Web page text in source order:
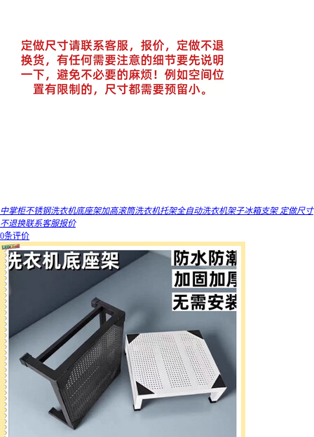
中掌柜不锈钢洗衣机底座架加高滚筒洗衣机托架全自动洗衣机架子冰箱支架 定做尺寸
不退换联系客服报价
0条评价